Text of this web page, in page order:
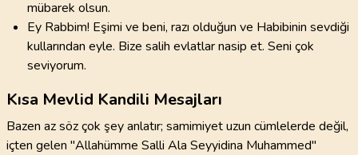
mübarek olsun.
Ey Rabbim! Eşimi ve beni, razı olduğun ve Habibinin sevdiği
kullarından eyle. Bize salih evlatlar nasip et. Seni çok
seviyorum.
Kısa Mevlid Kandili Mesajları
Bazen az söz çok şey anlatır; samimiyet uzun cümlelerde değil,
içten gelen "Allahümme Salli Ala Seyyidina Muhammed"